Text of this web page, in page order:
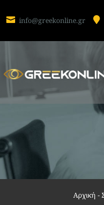
 info@greekonline.gr 
Αρχική -